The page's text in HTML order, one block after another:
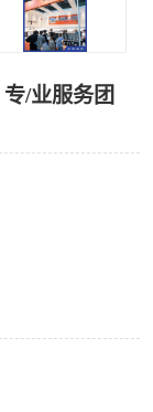
/业服务团